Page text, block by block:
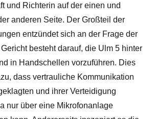
und Richterin auf der einen und
anderen Seite. Der Großteil der
entzündet sich an der Frage der
besteht darauf, die Ulm 5 hinter
in Handschellen vorzuführen. Dies
dass vertrauliche Kommunikation
und ihrer Verteidigung
nur über eine Mikrofonanlage